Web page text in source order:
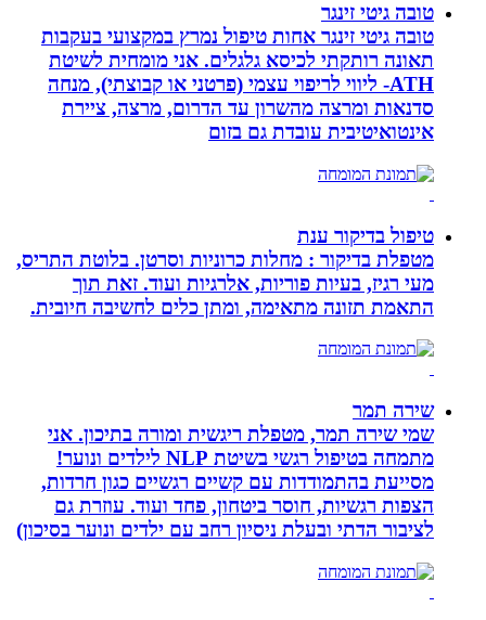
טובה גיטי זינגר
טובה גיטי זינגר אחות טיפול נמרץ במקצועי בעקבות
תאונה רותקתי לכיסא גלגלים. אני מומחית לשיטת
ATH- ליווי לריפוי עצמי (פרטני או קבוצתי), מנחה
סדנאות ומרצה מהשרון עד הדרום, מרצה, ציירת
אינטואיטיבית עובדת גם בזום
טיפול בדיקור ענת
מטפלת בדיקור : מחלות כרוניות וסרטן. בלוטת התריס,
מעי רגיז, בעיות פוריות, אלרגיות ועוד. זאת תוך
התאמת תזונה מתאימה, ומתן כלים לחשיבה חיובית.
שירה תמר
שמי שירה תמר, מטפלת ריגשית ומורה בתיכון. אני
מתמחה בטיפול רגשי בשיטת NLP לילדים ונוער!
מסייעת בהתמודדות עם קשיים רגשיים כגון חרדות,
הצפות רגשיות, חוסר ביטחון, פחד ועוד. עוזרת גם
לציבור הדתי ובעלת ניסיון רחב עם ילדים ונוער בסיכון)